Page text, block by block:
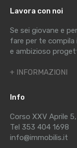
Lavora con noi
Se sei giovane e
fare per te
e ambizioso
+ INFORMAZIONI
Info
Corso XXV Aprile
Tel 353 404 1698
info@immobilis.it